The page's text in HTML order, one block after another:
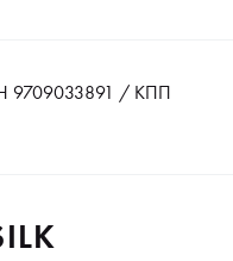
9709033891 / КПП